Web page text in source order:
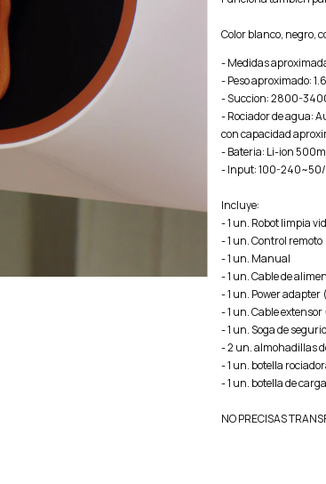
Color blanco, negro,
- Medidas
- Peso aproximado:
- Succion: 2800-
- Rociador de agua:
con capacidad
- Bateria: Li-ion
- Input: 100-
Incluye:
- 1 un. Robot limpia
- 1 un. Control remoto
- 1 un. Manual
- 1 un. Cable de
- 1 un. Power adapter
- 1 un. Cable
- 1 un. Soga de
- 2 un. almohadillas
- 1 un. botella
- 1 un. botella de
NO PRECISAS